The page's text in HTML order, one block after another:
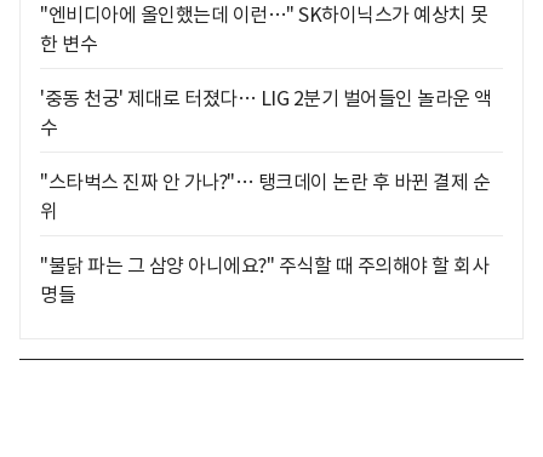
"엔비디아에 올인했는데 이런…" SK하이닉스가 예상치 못
한 변수
'중동 천궁' 제대로 터졌다… LIG 2분기 벌어들인 놀라운 액
수
"스타벅스 진짜 안 가나?"… 탱크데이 논란 후 바뀐 결제 순
위
"불닭 파는 그 삼양 아니에요?" 주식할 때 주의해야 할 회사
명들